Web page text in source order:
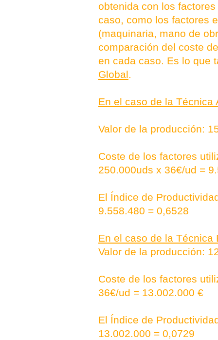
obtenida con los
caso, como los factores
(maquinaria, mano de
comparación del coste
en cada caso. Es lo que
Global.
En el caso de la Técnica
Valor de la producción:
Coste de los factores
250.000uds x 36€/ud =
El Índice de
9.558.480 = 0,6528
En el caso de la Técnica
Valor de la producción:
Coste de los factores
36€/ud = 13.002.000 €
El Índice de
13.002.000 = 0,0729